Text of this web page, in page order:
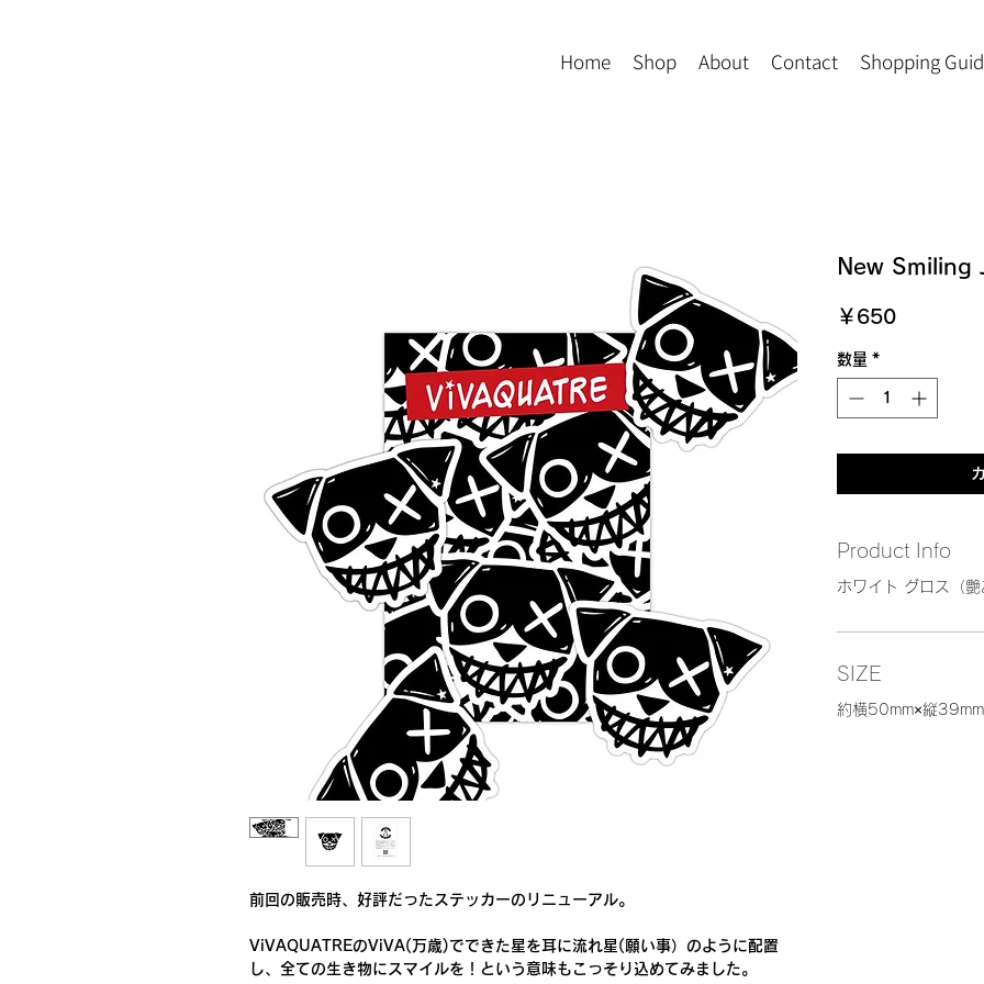
Home Shop About Contact Shopping
前回の販売時、好評だったステッカーのリニューアル。
ViVAQUATREのViVA(万歳)でできた星を耳に流れ星(願い事）のように配置
し、全ての生き物にスマイルを！という意味もこっそり込めてみました。
New Smiling
￥650価
数量 *
Product Info
ホワイト グロス（艶
SIZE
約横50mm×縦39mm